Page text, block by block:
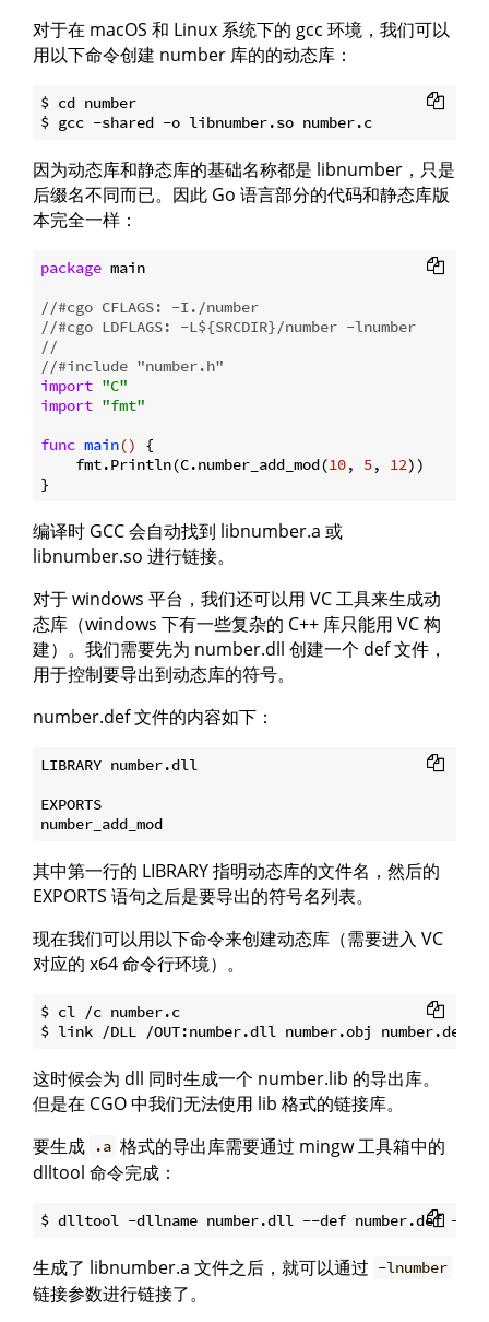
对于在 macOS 和 Linux 系统下的 gcc 环境，我们可以
用以下命令创建 number 库的的动态库：
$ cd number
因为动态库和静态库的基础名称都是 libnumber，只是
后缀名不同而已。因此 Go 语言部分的代码和静态库版
本完全一样：
package main
//#cgo CFLAGS: -I./number
//#cgo LDFLAGS: -L${SRCDIR}/number -lnumber
//
//#include "number.h"
import "C"
import "fmt"
func main()
{
    fmt.Println(C.number_add_mod(
10, 5, 12))
编译时 GCC 会自动找到 libnumber.a 或
libnumber.so 进行链接。
对于 windows 平台，我们还可以用 VC 工具来生成动
态库（windows 下有一些复杂的 C++ 库只能用 VC 构
建）。我们需要先为 number.dll 创建一个 def 文件，
用于控制要导出到动态库的符号。
number.def 文件的内容如下：
LIBRARY number.dll
EXPORTS
其中第一行的 LIBRARY 指明动态库的文件名，然后的
EXPORTS 语句之后是要导出的符号名列表。
现在我们可以用以下命令来创建动态库（需要进入 VC
对应的 x64 命令行环境）。
$ cl /c number.c
这时候会为 dll 同时生成一个 number.lib 的导出库。
但是在 CGO 中我们无法使用 lib 格式的链接库。
要生成
.a 格式的导出库需要通过 mingw 工具箱中的
dlltool 命令完成：
生成了 libnumber.a 文件之后，就可以通过 -lnumber
链接参数进行链接了。